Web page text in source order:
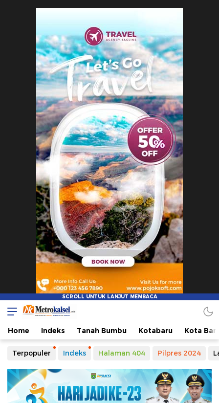
Metro Kalsel
Media Online Terkini, Faktual dan Mendidik
Home Indeks Tanah Bumbu Kotabaru Kota
Terpopuler Indeks Halaman 404 Pilpres 2024